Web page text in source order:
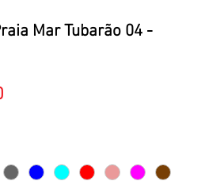
Mar Tubarão 04 -